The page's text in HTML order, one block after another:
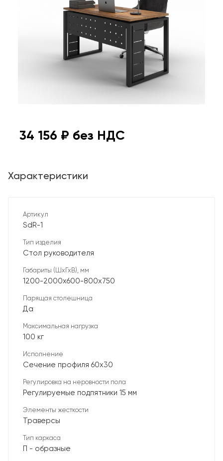
34 156 ₽ без НДС
Характеристики
Артикул
SdR-1
Тип изделия
Стол руководителя
Габариты (ШхГхВ), мм
1200-2000х600-800х750
Парящая столешница
Да
Максимальная нагрузка
100 кг
Исполнение
Сечение профиля 60х30
Регулировка на неровности пола
Регулируемые подпятники 15 мм
Элементы жесткости
Траверсы
Тип каркаса
П - образные